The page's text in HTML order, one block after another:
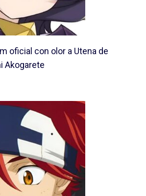
oficial con olor a Utena de
Akogarete